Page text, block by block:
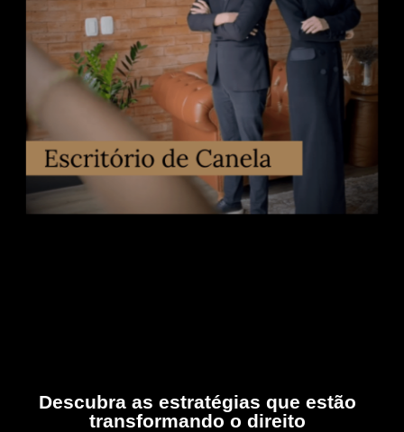
Descubra as estratégias que estão
transformando o direito